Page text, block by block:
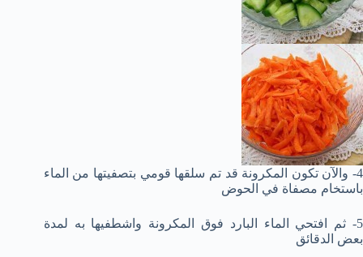
4- والآن تكون المكرونة قد تم سلقها قومي بتصفيتها من الماء
باستخام مصفاة في الحوض
5- ثم افتحي الماء البارد فوق المكرونة واشطفيها به لمدة
بعض الدقائق